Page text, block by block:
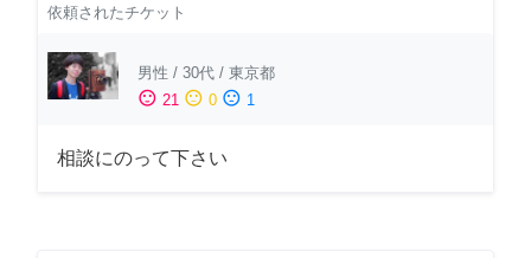
依頼されたチケット
男性 / 30代 / 東京都
sentiment_satisfied 21 sentiment_neutral 0 sentiment_dissatisfied 1
相談にのって下さい